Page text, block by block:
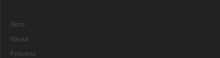
Авто
Наука
Курьезы